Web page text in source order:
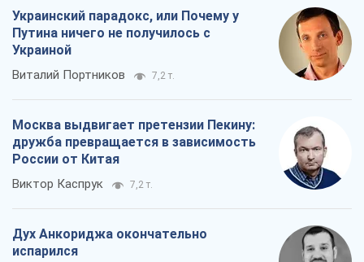
Украинский парадокс, или Почему у
Путина ничего не получилось с
Украиной
Виталий Портников 7,2 т.
Москва выдвигает претензии Пекину:
дружба превращается в зависимость
России от Китая
Виктор Каспрук 7,2 т.
Дух Анкориджа окончательно
испарился